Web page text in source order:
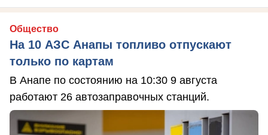
Общество
На 10 АЗС Анапы топливо отпускают
только по картам
В Анапе по состоянию на 10:30 9 августа
работают 26 автозаправочных станций.